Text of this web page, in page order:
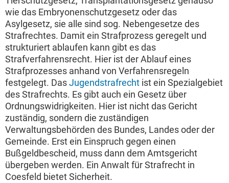
wie das Embryonenschutzgesetz oder das
Asylgesetz, sie alle sind sog. Nebengesetze des
Strafrechtes. Damit ein Strafprozess geregelt und
strukturiert ablaufen kann gibt es das
Strafverfahrensrecht. Hier ist der Ablauf eines
Strafprozesses anhand von Verfahrensregeln
festgelegt. DasJugendstrafrecht ist ein Spezialgebiet
des Strafrechts. Es gibt auch ein Gesetz über
Ordnungswidrigkeiten. Hier ist nicht das Gericht
zuständig, sondern die zuständigen
Verwaltungsbehörden des Bundes, Landes oder der
Gemeinde. Erst ein Einspruch gegen einen
Bußgeldbescheid, muss dann dem Amtsgericht
übergeben werden. Ein Anwalt für Strafrecht in
Coesfeld bietet Sicherheit.